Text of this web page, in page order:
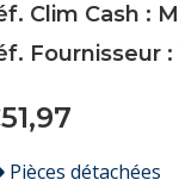
Clim Cash :
Fournisseur :
Pièces détachées